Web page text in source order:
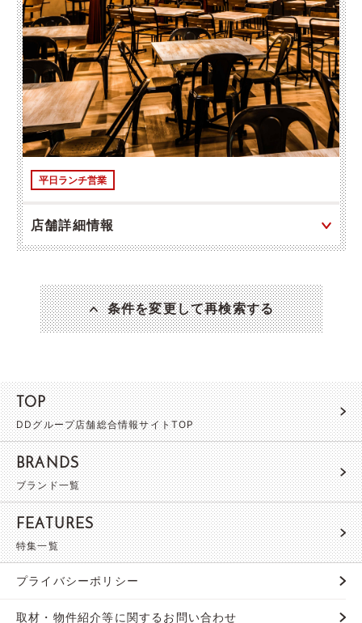
平日ランチ営業
店舗詳細情報
条件を変更して再検索する
TOP
DDグループ店舗総合情報サイトTOP
BRANDS
ブランド一覧
FEATURES
特集一覧
プライバシーポリシー
取材・物件紹介等に関するお問い合わせ